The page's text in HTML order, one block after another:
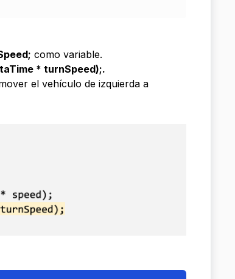
como variable.
* turnSpeed);.
el vehículo de izquierda a